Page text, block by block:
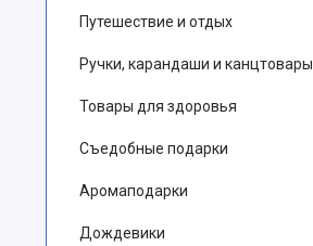
Путешествие и отдых
Ручки, карандаши и канцтовары
Товары для здоровья
Съедобные подарки
Аромаподарки
Дождевики